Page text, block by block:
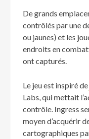
De grands
contrôlés par une
ou jaunes) et les
endroits en
ont capturés.
Le jeu est inspiré de
Labs, qui mettait
contrôle. Ingress
moyen d’acquérir
cartographiques